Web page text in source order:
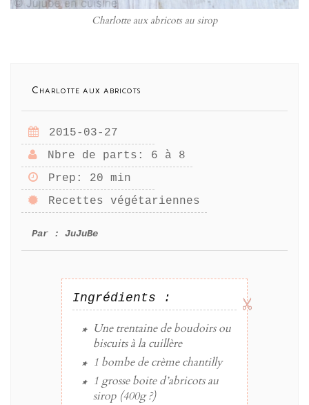
Charlotte aux abricots au sirop
Charlotte aux abricots
2015-03-27
Nbre de parts : 6 à 8
Prep : 20 min
Recettes végétariennes
Par : JuJuBe
Ingrédients :
Unetrentainedeboudoirs ou
biscuits à la cuillère
1 bombe decrème chantilly
1 grosseboite d’abricots au
sirop (400g ?)